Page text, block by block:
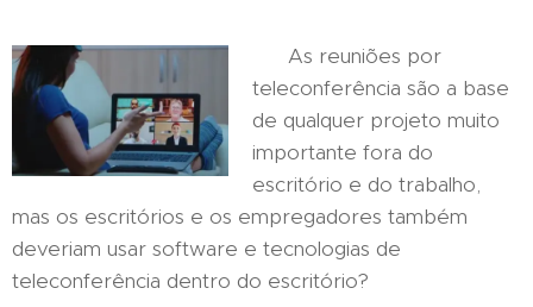
As reuniões por
teleconferência são a base
de qualquer projeto muito
importante fora do
escritório e do trabalho,
mas os escritórios e os empregadores também
deveriam usar software e tecnologias de
teleconferência dentro do escritório?